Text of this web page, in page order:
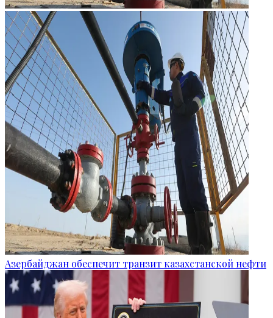
Азербайджан обеспечит транзит казахстанской нефти